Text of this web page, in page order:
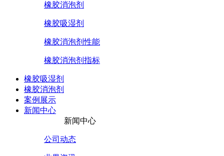
橡胶消泡剂
橡胶吸湿剂
橡胶消泡剂性能
橡胶消泡剂指标
橡胶吸湿剂
橡胶消泡剂
案例展示
新闻中心
新闻中心
公司动态